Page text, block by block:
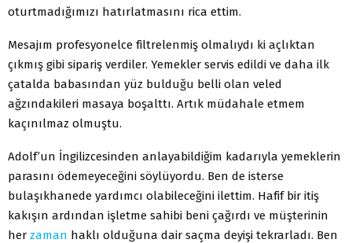
oturtmadığımızı hatırlatmasını rica ettim.
Mesajım profesyonelce filtrelenmiş olmalıydı ki açlıktan
çıkmış gibi sipariş verdiler. Yemekler servis edildi ve daha ilk
çatalda babasından yüz bulduğu belli olan veled
ağzındakileri masaya boşalttı. Artık müdahale etmem
kaçınılmaz olmuştu.
Adolf’un İngilizcesinden anlayabildiğim kadarıyla yemeklerin
parasını ödemeyeceğini söylüyordu. Ben de isterse
bulaşıkhanede yardımcı olabileceğini ilettim. Hafif bir itiş
kakışın ardından işletme sahibi beni çağırdı ve müşterinin
her zaman haklı olduğuna dair saçma deyişi tekrarladı. Ben